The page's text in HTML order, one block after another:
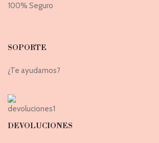
100% Seguro
SOPORTE
¿Te ayudamos?
DEVOLUCIONES